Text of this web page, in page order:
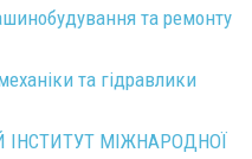
та ремонту
та гідравлики
МІЖНАРОДНОЇ